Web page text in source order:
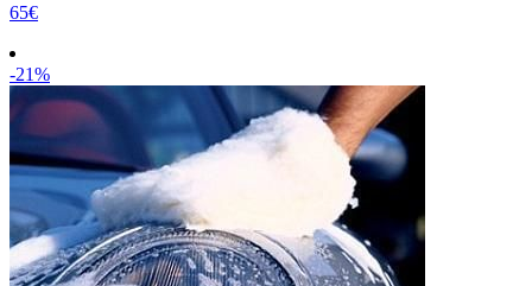
65€
-21%